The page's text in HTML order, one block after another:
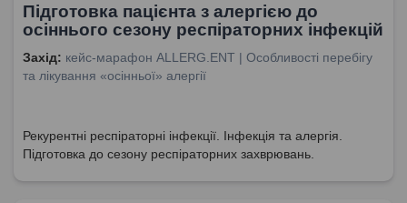
Підготовка пацієнта з алергією до
осіннього сезону респіраторних інфекцій
Захід: кейс-марафон ALLERG.ENT | Особливості перебігу
та лікування «осінньої» алергії
Рекурентні респіраторні інфекції. Інфекція та алергія.
Підготовка до сезону респіраторних захврювань.